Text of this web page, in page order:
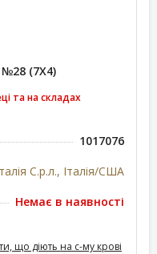
(7Х4)
та на складах
1017076
С.р.л., Італія/США
Немає в наявності
що діють на с-му крові